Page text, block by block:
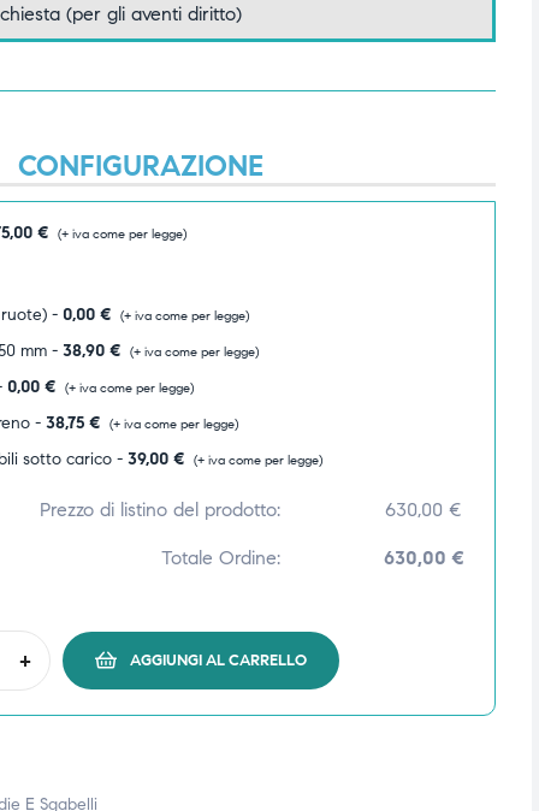
(per gli aventi diritto)
CONFIGURAZIONE
€ (+ iva come per legge)
- 0,00 € (+ iva come per legge)
mm - 38,90 € (+ iva come per legge)
0,00 € (+ iva come per legge)
- 38,75 € (+ iva come per legge)
sotto carico - 39,00 € (+ iva come per legge)
Prezzo di listino del prodotto: 630,00 €
Totale Ordine: 630,00 €
+ AGGIUNGI AL CARRELLO
E Sgabelli